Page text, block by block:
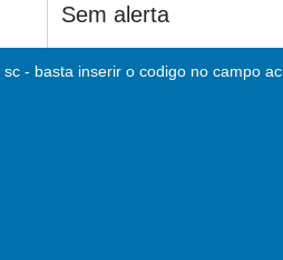
- basta inserir o codigo no campo